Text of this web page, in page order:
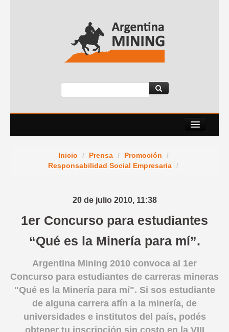
Eventos
News Room
Contacto
English version
Inicio / Prensa / Promoción
/
Responsabilidad Social Empresaria
/
20 de julio 2010, 11:38
1er Concurso para estudiantes
“Qué es la Minería para mí”.
Argentina Mining 2010 convoca al 1er
Concurso para estudiantes de carreras mineras
"Qué es la Minería para mí". Si sos estudiante
de alguna carrera afín a la minería, de
universidades e institutos del país, podés
obtener tu inscripción sin costo en la VIII